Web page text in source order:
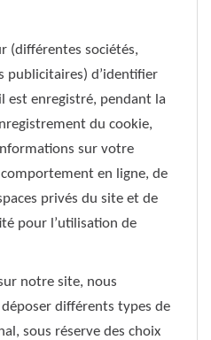
(différentes sociétés,
publicitaires) d’identifier
est enregistré, pendant la
du cookie,
sur votre
en ligne, de
privés du site et de
pour l’utilisation de
notre site, nous
différents types de
sous réserve des choix